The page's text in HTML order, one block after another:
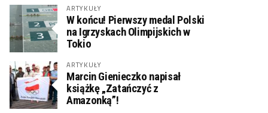
ARTYKUŁY
W końcu! Pierwszy medal Polski
na Igrzyskach Olimpijskich w
Tokio
ARTYKUŁY
Marcin Gienieczko napisał
książkę „Zatańczyć z
Amazonką”!